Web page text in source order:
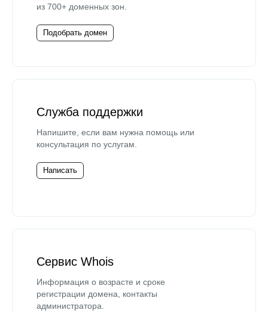
из 700+ доменных зон.
Подобрать домен
Служба поддержки
Напишите, если вам нужна помощь или
консультация по услугам.
Написать
Сервис Whois
Информация о возрасте и сроке
регистрации домена, контакты
администратора.